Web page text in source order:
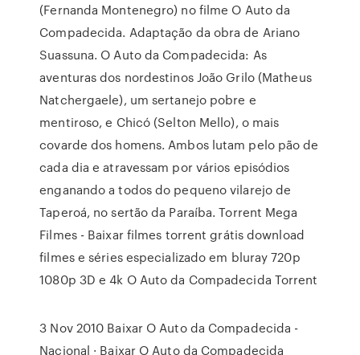
(Fernanda Montenegro) no filme O Auto da
Compadecida. Adaptação da obra de Ariano
Suassuna. O Auto da Compadecida: As
aventuras dos nordestinos João Grilo (Matheus
Natchergaele), um sertanejo pobre e
mentiroso, e Chicó (Selton Mello), o mais
covarde dos homens. Ambos lutam pelo pão de
cada dia e atravessam por vários episódios
enganando a todos do pequeno vilarejo de
Taperoá, no sertão da Paraíba. Torrent Mega
Filmes - Baixar filmes torrent grátis download
filmes e séries especializado em bluray 720p
1080p 3D e 4k O Auto da Compadecida Torrent
3 Nov 2010 Baixar O Auto da Compadecida -
Nacional · Baixar O Auto da Compadecida